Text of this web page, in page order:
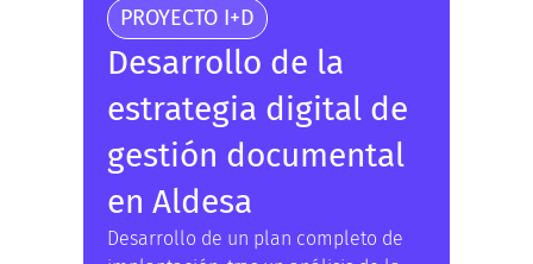
PROYECTO I+D
Desarrollo de la
estrategia digital de
gestión documental
en Aldesa
Desarrollo de un plan completo de